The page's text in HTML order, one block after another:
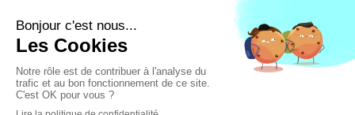
DuLundiauVendredide9h15à16h
Prendre rendez-vous
Création et référencement du site par Simplébo